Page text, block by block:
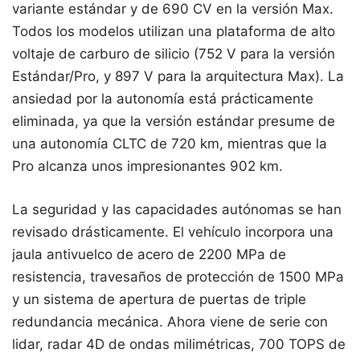
variante estándar y de 690 CV en la versión Max.
Todos los modelos utilizan una plataforma de alto
voltaje de carburo de silicio (752 V para la versión
Estándar/Pro, y 897 V para la arquitectura Max). La
ansiedad por la autonomía está prácticamente
eliminada, ya que la versión estándar presume de
una autonomía CLTC de 720 km, mientras que la
Pro alcanza unos impresionantes 902 km.
La seguridad y las capacidades autónomas se han
revisado drásticamente. El vehículo incorpora una
jaula antivuelco de acero de 2200 MPa de
resistencia, travesaños de protección de 1500 MPa
y un sistema de apertura de puertas de triple
redundancia mecánica. Ahora viene de serie con
lidar, radar 4D de ondas milimétricas, 700 TOPS de